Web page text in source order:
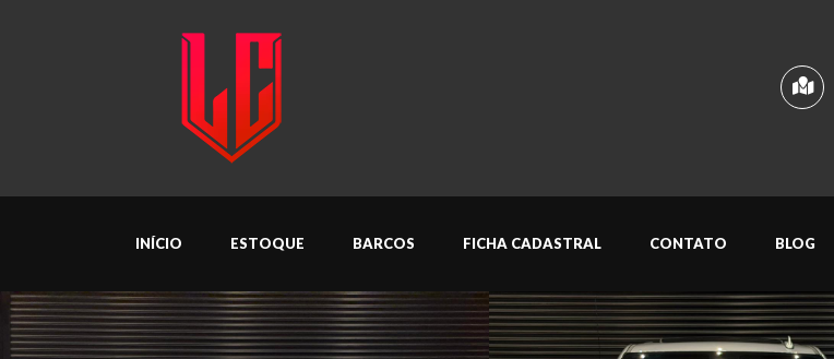
INÍCIO ESTOQUE BARCOS FICHA CADASTRAL CONTATO BLOG